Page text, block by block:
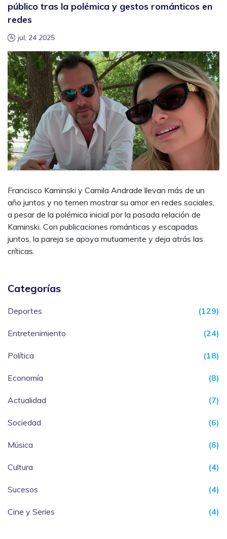
público tras la polémica y gestos románticos en
redes
jul, 24 2025
Francisco Kaminski y Camila Andrade llevan más de un
año juntos y no temen mostrar su amor en redes sociales,
a pesar de la polémica inicial por la pasada relación de
Kaminski. Con publicaciones románticas y escapadas
juntos, la pareja se apoya mutuamente y deja atrás las
críticas.
Categorías
Deportes (129)
Entretenimiento (24)
Política (18)
Economía (8)
Actualidad (7)
Sociedad (6)
Música (6)
Cultura (4)
Sucesos (4)
Cine y Series (4)